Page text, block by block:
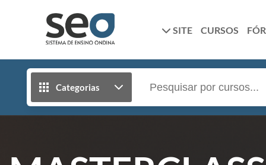
SITE CURSOS
Categorias